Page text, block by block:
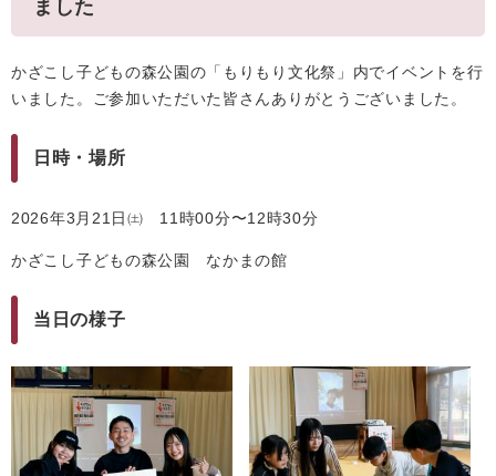
ました
かざこし子どもの森公園の「もりもり文化祭」内でイベントを行
いました。ご参加いただいた皆さんありがとうございました。
日時・場所
2026年3月21日㈯ 11時00分〜12時30分
かざこし子どもの森公園 なかまの館
当日の様子